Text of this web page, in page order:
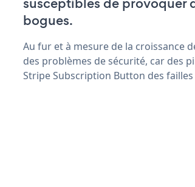
bogues.
Au fur et à mesure de la croissance
des problèmes de sécurité, car des
Stripe Subscription Button des